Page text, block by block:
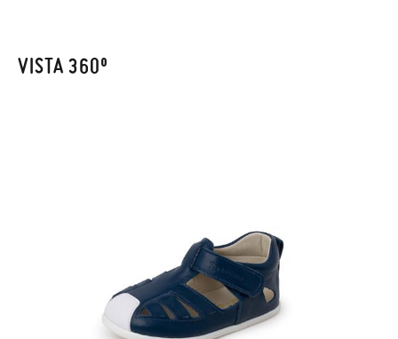
recogeremos la primera, sin gastos, en unos pocos días!
VISTA 360º